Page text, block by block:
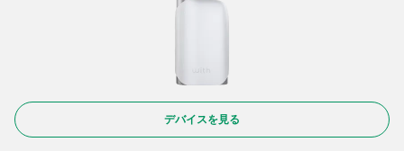
デバイスを見る